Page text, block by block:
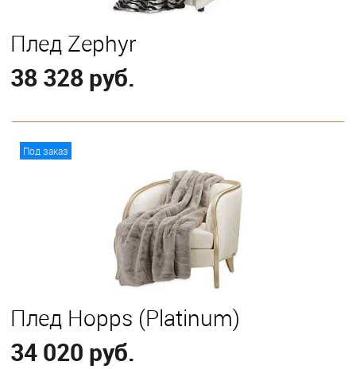
Плед Zephyr
38 328 руб.
Под заказ
Плед Hopps (Platinum)
34 020 руб.